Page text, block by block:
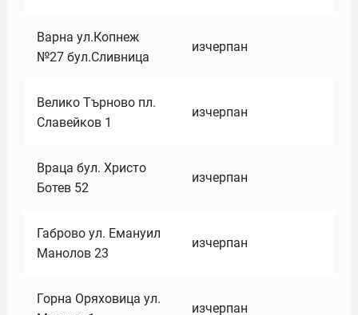
Варна ул.Копнеж
№27 бул.Сливница
изчерпан
Велико Търново пл.
Славейков 1
изчерпан
Враца бул. Христо
Ботев 52
изчерпан
Габрово ул. Емануил
Манолов 23
изчерпан
Горна Оряховица ул.
изчерпан